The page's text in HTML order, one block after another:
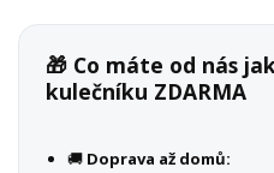
🎁 Co máte od nás
kulečníku ZDARMA
🚚 Doprava až domů: